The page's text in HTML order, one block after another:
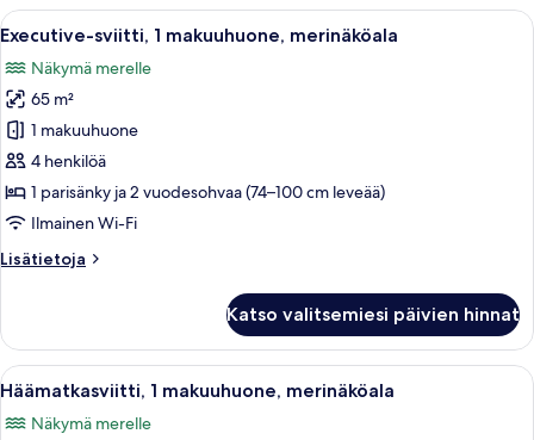
Avaa
kaikki
huonetyypin
Executive-
sviitti,
1
makuuhuone,
merinäköala
Moderni olohuone, jossa on sohva,
4
Executive-sviitti, 1 makuuhuone, merinäköala
Näkymä merelle
65 m²
1 makuuhuone
4 henkilöä
1 parisänky ja 2 vuodesohvaa (74–100 cm leveää)
Ilmainen Wi-Fi
Lisätietoja
Lisätietoja
1
makuuhuone,
merinäköala
Katso valitsemiesi päivien hinnat
Avaa
kaikki
huonetyypin
Moderni olohuone, jossa on sohva,
4
Häämatkasviitti, 1 makuuhuone, merinäköala
Näkymä merelle